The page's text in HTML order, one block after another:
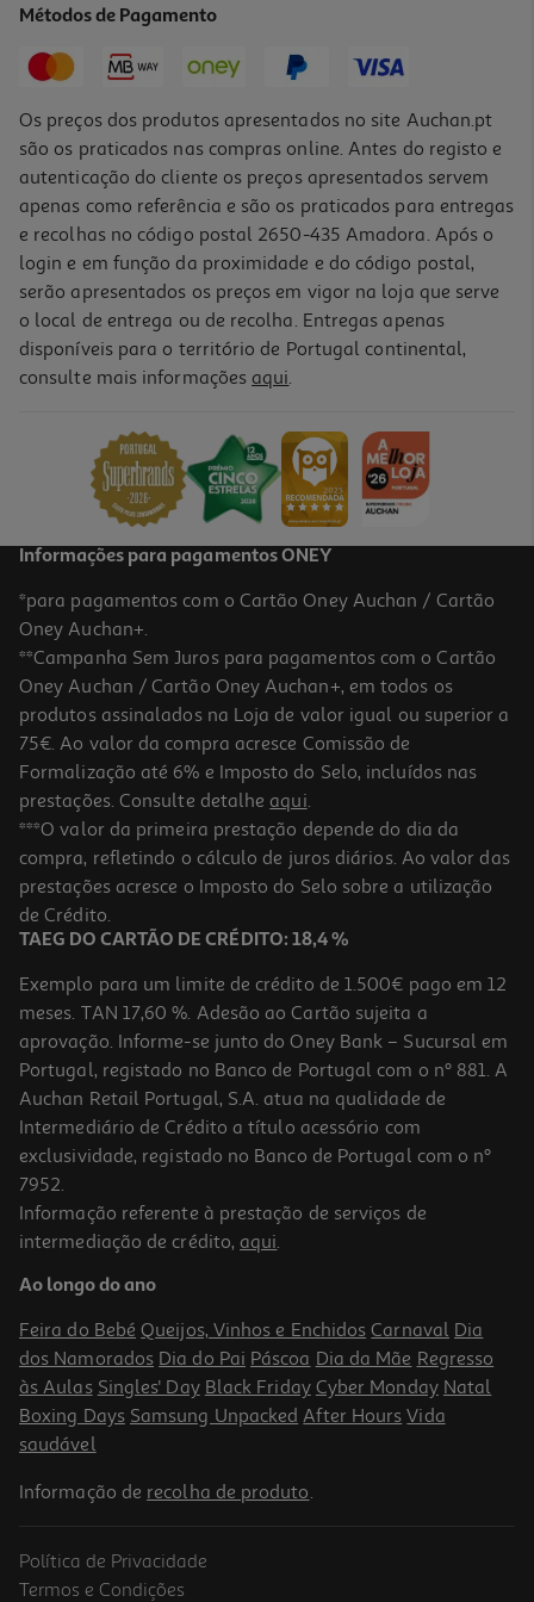
9,90 € PVP de editor
-10%
Livro Mistério Juvenil Sociedade De Detetives Wells&wong Um
PVP de editor
14,36 €
-10%
Livro Os Larápios 3 - A Maldição Da Gata De Gesso
11.93 €/un
13,25 € PVP de editor
11,93 €
-10%
Livro A Luz Dos Guardiões - Acadenia K-Pop - Mina Finch
11.61 €/un
PVP de editor
11,61 €
-10%
Métodos de Pagamento
Os preços dos produtos apresentados no site Auchan.pt
são os praticados nas compras online. Antes do registo e
autenticação do cliente os preços apresentados servem
apenas como referência e são os praticados para entregas
e recolhas no código postal 2650-435 Amadora. Após o
login e em função da proximidade e do código postal,
serão apresentados os preços em vigor na loja que serve
o local de entrega ou de recolha. Entregas apenas
disponíveis para o território de Portugal continental,
consulte mais informações aqui.
Informações para pagamentos ONEY
*para pagamentos com o Cartão Oney Auchan / Cartão
Oney Auchan+.
**Campanha Sem Juros para pagamentos com o Cartão
Oney Auchan / Cartão Oney Auchan+, em todos os
produtos assinalados na Loja de valor igual ou superior a
75€. Ao valor da compra acresce Comissão de
Formalização até 6% e Imposto do Selo, incluídos nas
prestações. Consulte detalhe aqui.
***O valor da primeira prestação depende do dia da
compra, refletindo o cálculo de juros diários. Ao valor das
prestações acresce o Imposto do Selo sobre a utilização
de Crédito.
TAEG DO CARTÃO DE CRÉDITO: 18,4 %
Exemplo para um limite de crédito de 1.500€ pago em 12
meses. TAN 17,60 %. Adesão ao Cartão sujeita a
aprovação. Informe-se junto do Oney Bank – Sucursal em
Portugal, registado no Banco de Portugal com o nº 881. A
Auchan Retail Portugal, S.A. atua na qualidade de
Intermediário de Crédito a título acessório com
exclusividade, registado no Banco de Portugal com o nº
7952.
Informação referente à prestação de serviços de
intermediação de crédito, aqui.
Ao longo do ano
Feira do Bebé Queijos, Vinhos e Enchidos Carnaval Dia
dos Namorados Dia do Pai Páscoa Dia da Mãe Regresso
às Aulas Singles' Day Black Friday Cyber Monday Natal
Boxing Days Samsung Unpacked After Hours Vida
saudável
Informação de recolha de produto.
Política de Privacidade
Termos e Condições